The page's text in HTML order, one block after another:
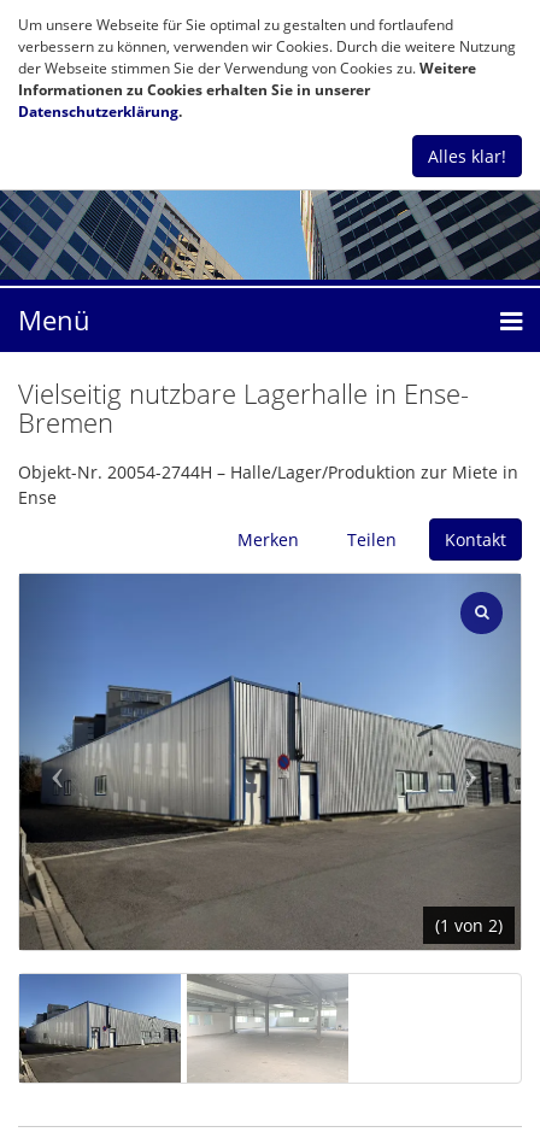
Menü
Vielseitig nutzbare Lagerhalle in Ense-
Bremen
Objekt-Nr. 20054-2744H – Halle/Lager/Produktion zur Miete in
Ense
Merken
Teilen Kontakt
(1 von 2)
Um unsere Webseite für Sie optimal zu gestalten und fortlaufend
verbessern zu können, verwenden wir Cookies. Durch die weitere Nutzung
der Webseite stimmen Sie der Verwendung von Cookies zu.Weitere
Informationen zu Cookies erhalten Sie in unserer
Datenschutzerklärung.
Alles klar!